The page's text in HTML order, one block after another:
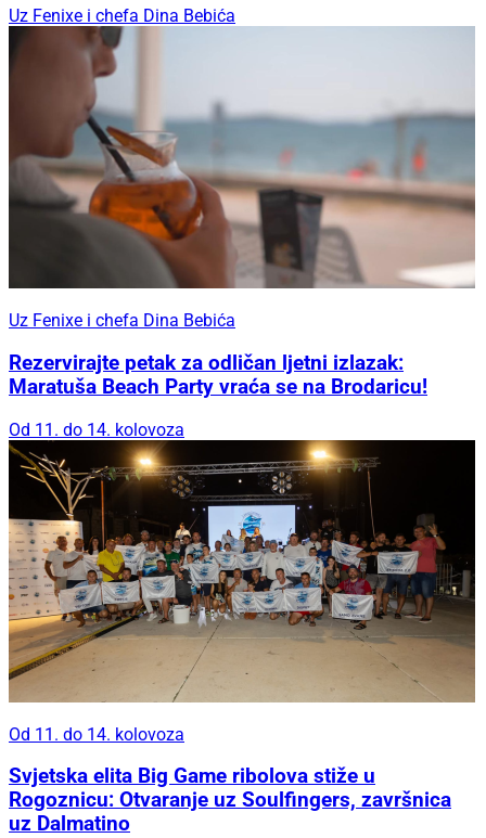
Uz Fenixe i chefa Dina Bebića
Uz Fenixe i chefa Dina Bebića
Rezervirajte petak za odličan ljetni izlazak:
Maratuša Beach Party vraća se na Brodaricu!
Od 11. do 14. kolovoza
Od 11. do 14. kolovoza
Svjetska elita Big Game ribolova stiže u
Rogoznicu: Otvaranje uz Soulfingers, završnica
uz Dalmatino